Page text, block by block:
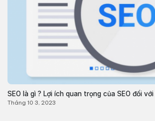
SEO là gì ? Lợi ích quan trọng của SEO đối
Tháng 10 3, 2023